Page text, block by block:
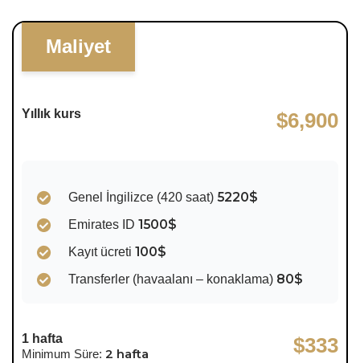
Maliyet
Yıllık kurs $6,900
Genel İngilizce (420 saat) 5220$
Emirates ID 1500$
Kayıt ücreti 100$
Transferler (havaalanı – konaklama) 80$
1 hafta
Minimum Süre: 2 hafta $333